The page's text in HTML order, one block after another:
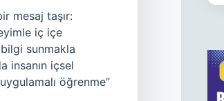
mesaj taşır:
iç içe
sunmakla
insanın içsel
öğrenme”